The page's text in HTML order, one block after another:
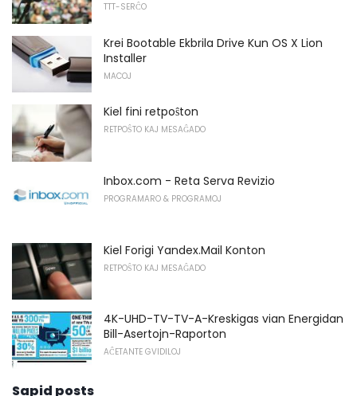
TTT-SERĈO
Krei Bootable Ekbrila Drive Kun OS X Lion
Installer
MACOJ
Kiel fini retpoŝton
RETPOŜTO KAJ MESAĜADO
Inbox.com - Reta Serva Revizio
PROGRAMARO & PROGRAMOJ
Kiel Forigi Yandex.Mail Konton
RETPOŜTO KAJ MESAĜADO
4K-UHD-TV-TV-A-Kreskigas vian Energidan
Bill-Asertojn-Raporton
AĈETANTE GVIDILOJ
Sapid posts